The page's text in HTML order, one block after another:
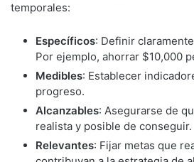
temporales:
Específicos: Definir
Por ejemplo, ahorrar $10,000
Medibles: Establecer
progreso.
Alcanzables: Asegurarse de
realista y posible de conseguir.
Relevantes: Fijar metas que